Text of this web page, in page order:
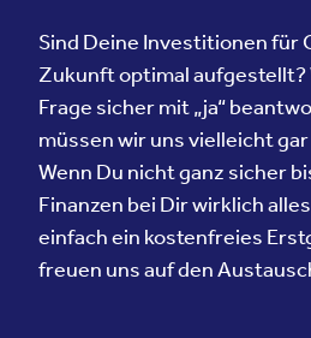
Sind Deine Investitionen für
Zukunft optimal aufgestellt?
Frage sicher mit „ja“
müssen wir uns vielleicht
Wenn Du nicht ganz sicher
Finanzen bei Dir wirklich
einfach ein kostenfreies
freuen uns auf den